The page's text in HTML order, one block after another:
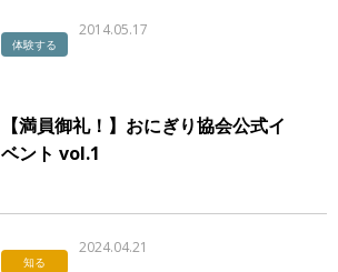
体験する
2014.05.17
【満員御礼！】おにぎり協会公式イ
ベント vol.1
知る
2024.04.21